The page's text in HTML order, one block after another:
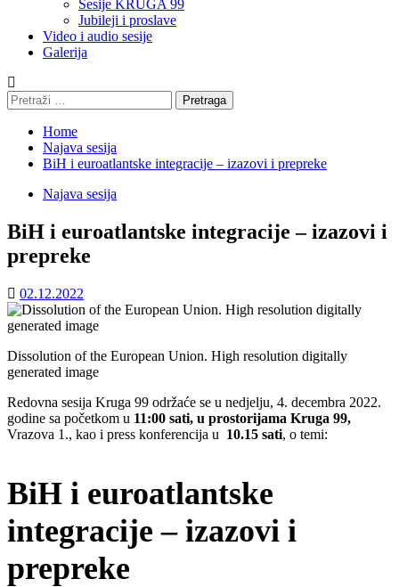
Sesije KRUGA 99
Jubileji i proslave
Video i audio sesije
Galerija
Pretraga:
Home
Najava sesija
BiH i euroatlantske integracije – izazovi i prepreke
Najava sesija
BiH i euroatlantske integracije – izazovi i
prepreke
02.12.2022
Dissolution of the European Union. High resolution digitally
generated image
Redovna sesija Kruga 99 održaće se u nedjelju, 4. decembra 2022.
godine sa početkom u 11:00 sati, u prostorijama Kruga 99,
Vrazova 1., kao i press konferencija u 10.15 sati, o temi:
BiH i euroatlantske
integracije – izazovi i
prepreke